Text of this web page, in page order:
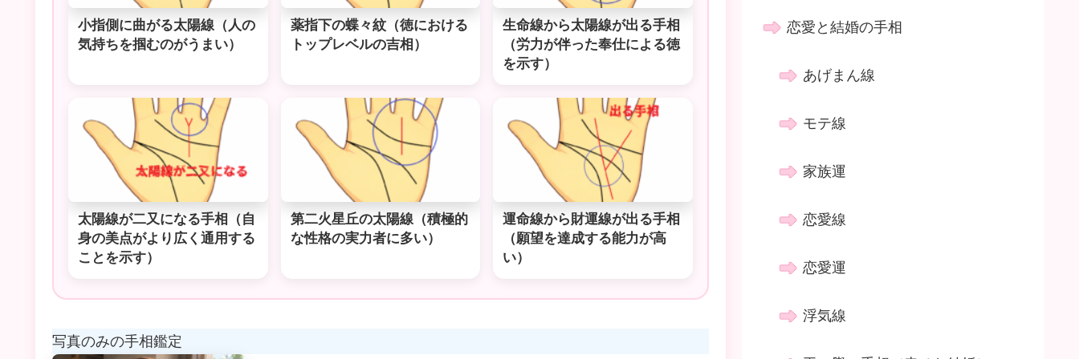
小指側に曲がる太陽線（人の
気持ちを掴むのがうまい）
薬指下の蝶々紋（徳における
トップレベルの吉相）
生命線から太陽線が出る手相
（労力が伴った奉仕による徳
を示す）
太陽線が二又になる手相（自
身の美点がより広く通用する
ことを示す）
第二火星丘の太陽線（積極的
な性格の実力者に多い）
運命線から財運線が出る手相
（願望を達成する能力が高
い）
写真のみの手相鑑定
恋愛と結婚の手相
あげまん線
モテ線
家族運
恋愛線
恋愛運
浮気線